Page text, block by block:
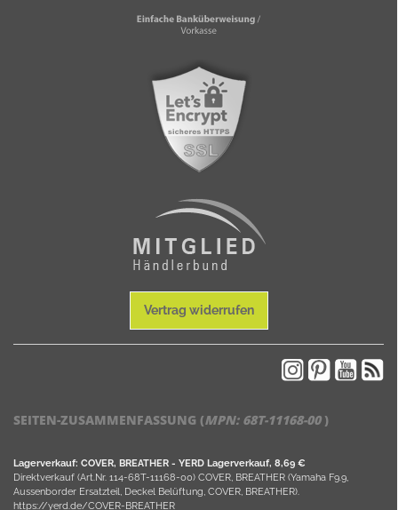
Vertrag widerrufen
SEITEN-ZUSAMMENFASSUNG (MPN: 68T-11168-00)
Lagerverkauf: COVER, BREATHER - YERD Lagerverkauf, 8,69 €
Direktverkauf (Art.Nr. 114-68T-11168-00) COVER, BREATHER (Yamaha F9.9,
Aussenborder Ersatzteil, Deckel Belüftung, COVER, BREATHER).
https://yerd.de/COVER-BREATHER